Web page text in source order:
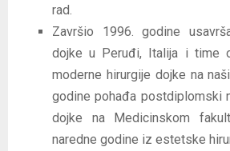
rad.
Završio 1996. godine
dojke u Peruđi, Italija i time
moderne hirurgije dojke na
godine pohađa postdiplomski
dojke na Medicinskom
naredne godine iz estetske